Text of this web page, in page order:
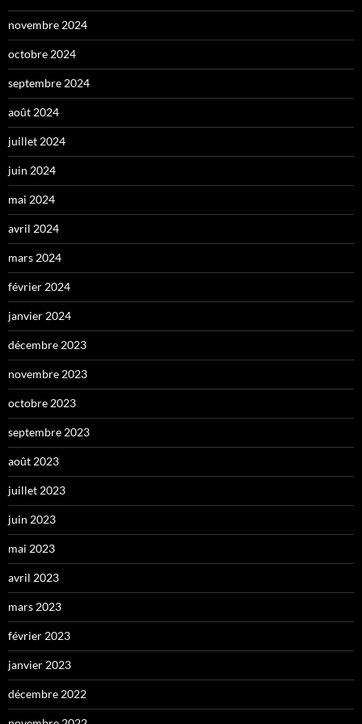
novembre 2024
octobre 2024
septembre 2024
août 2024
juillet 2024
juin 2024
mai 2024
avril 2024
mars 2024
février 2024
janvier 2024
décembre 2023
novembre 2023
octobre 2023
septembre 2023
août 2023
juillet 2023
juin 2023
mai 2023
avril 2023
mars 2023
février 2023
janvier 2023
décembre 2022